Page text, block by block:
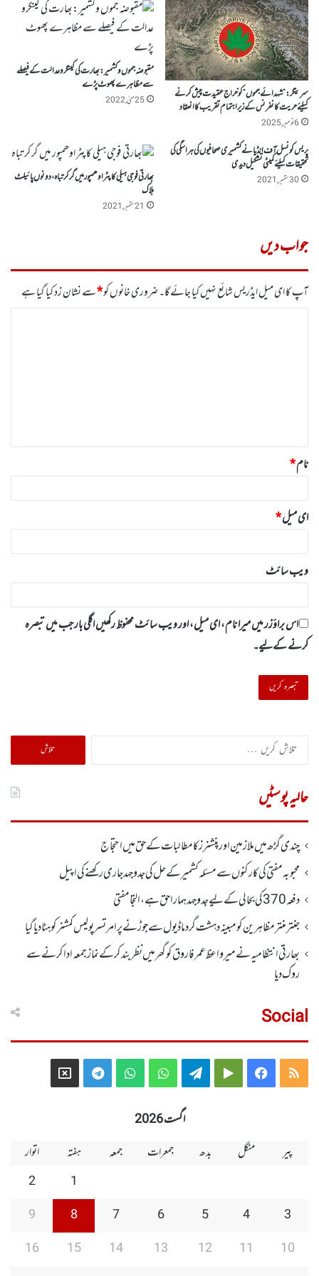
سرینگر :” شہدائے جموں“ کو خراج عقیدت پیش کرنے
کیلئے حریت کانفرنس کے زیر اہتمام تقریب کا انعقاد
6 نومبر, 2025
مقبوضہ جموں وکشمیر:بھارت کی کینگرو عدالت کے فیصلے
سے مظاہرے پھوٹ پڑے
25 مئی, 2022
پریس کونسل آف انڈیا نے کشمیری صحافیوں کی ہراسگی کی
تحقیقات کیلئے کمیٹی تشکیل دیدی
30 ستمبر, 2021 بھارتی فوجی ہیلی کاپٹر اوھمپور میں گر کر تباہ،دونوں پائیلٹ
ہلاک
21 ستمبر, 2021
جواب دیں
آپ کا ای میل ایڈریس شائع نہیں کیا جائے گا۔ضروری خانوں کو*سے نشان زد کیا گیا ہے
نام*
ای میل*
ویب‌ سائٹ
اس براؤزر میں میرا نام، ای میل، اور ویب سائٹ محفوظ رکھیں اگلی بار جب میں تبصرہ
کرنے کےلیے۔
تلاش
کریں
حالیہ پوسٹیں
چندی گڑھ میں ملازمین اور پنشنرز کا مطالبات کے حق میں احتجاج
محبوبہ مفتی کی کارکنوں سے مسئلہ کشمیر کے حل کی جدوجہد جاری رکھنے کی اپیل
دفعہ370کی بحالی کے لیے جدوجہد ہمارا حق ہے، التجا مفتی
جنتر منتر مظاہرین کو مبینہ دہشت گرد ماڈیول سے جوڑنے پر امرتسر پولیس کمشنر کو ہٹا دیاگیا
بھارتی انتظامیہ نے میر واعظ عمر فاروق کو گھر میں نظر بندکر کے نماز جمعہ ادا کرنے سے
روک دیا
Social
RSS
Facebook
Google
Telegram
WhatsApp
WhatsApp
Telegram
X
اگست 2026
پیر
منگل بدھ جمعرات جمعہ ہفتہ
اتوار
1
2
3
4
5
6
7
8
9
10
11
12
13
14
15
16